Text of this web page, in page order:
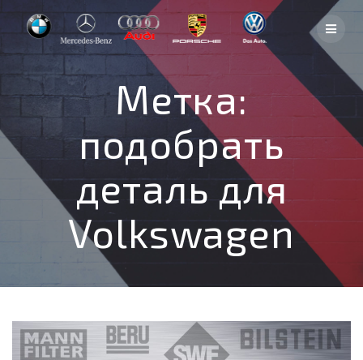
to
content
Метка:
подобрать
деталь для
Volkswagen